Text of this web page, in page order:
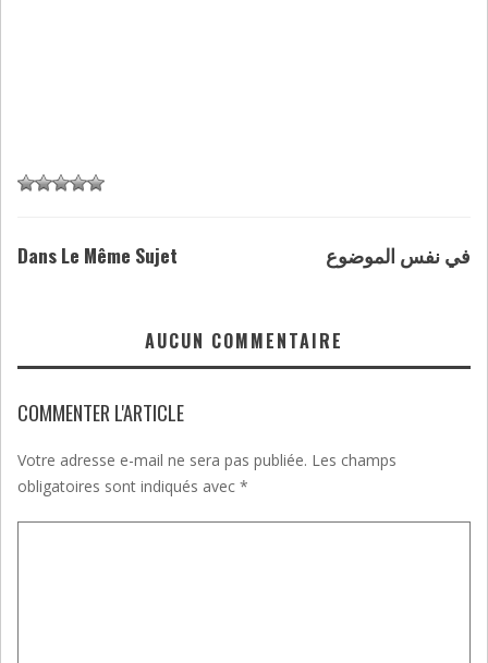
Dans Le Même Sujet في نفس الموضوع
AUCUN COMMENTAIRE
COMMENTER L'ARTICLE
Votre adresse e-mail ne sera pas publiée. Les champs
obligatoires sont indiqués avec *